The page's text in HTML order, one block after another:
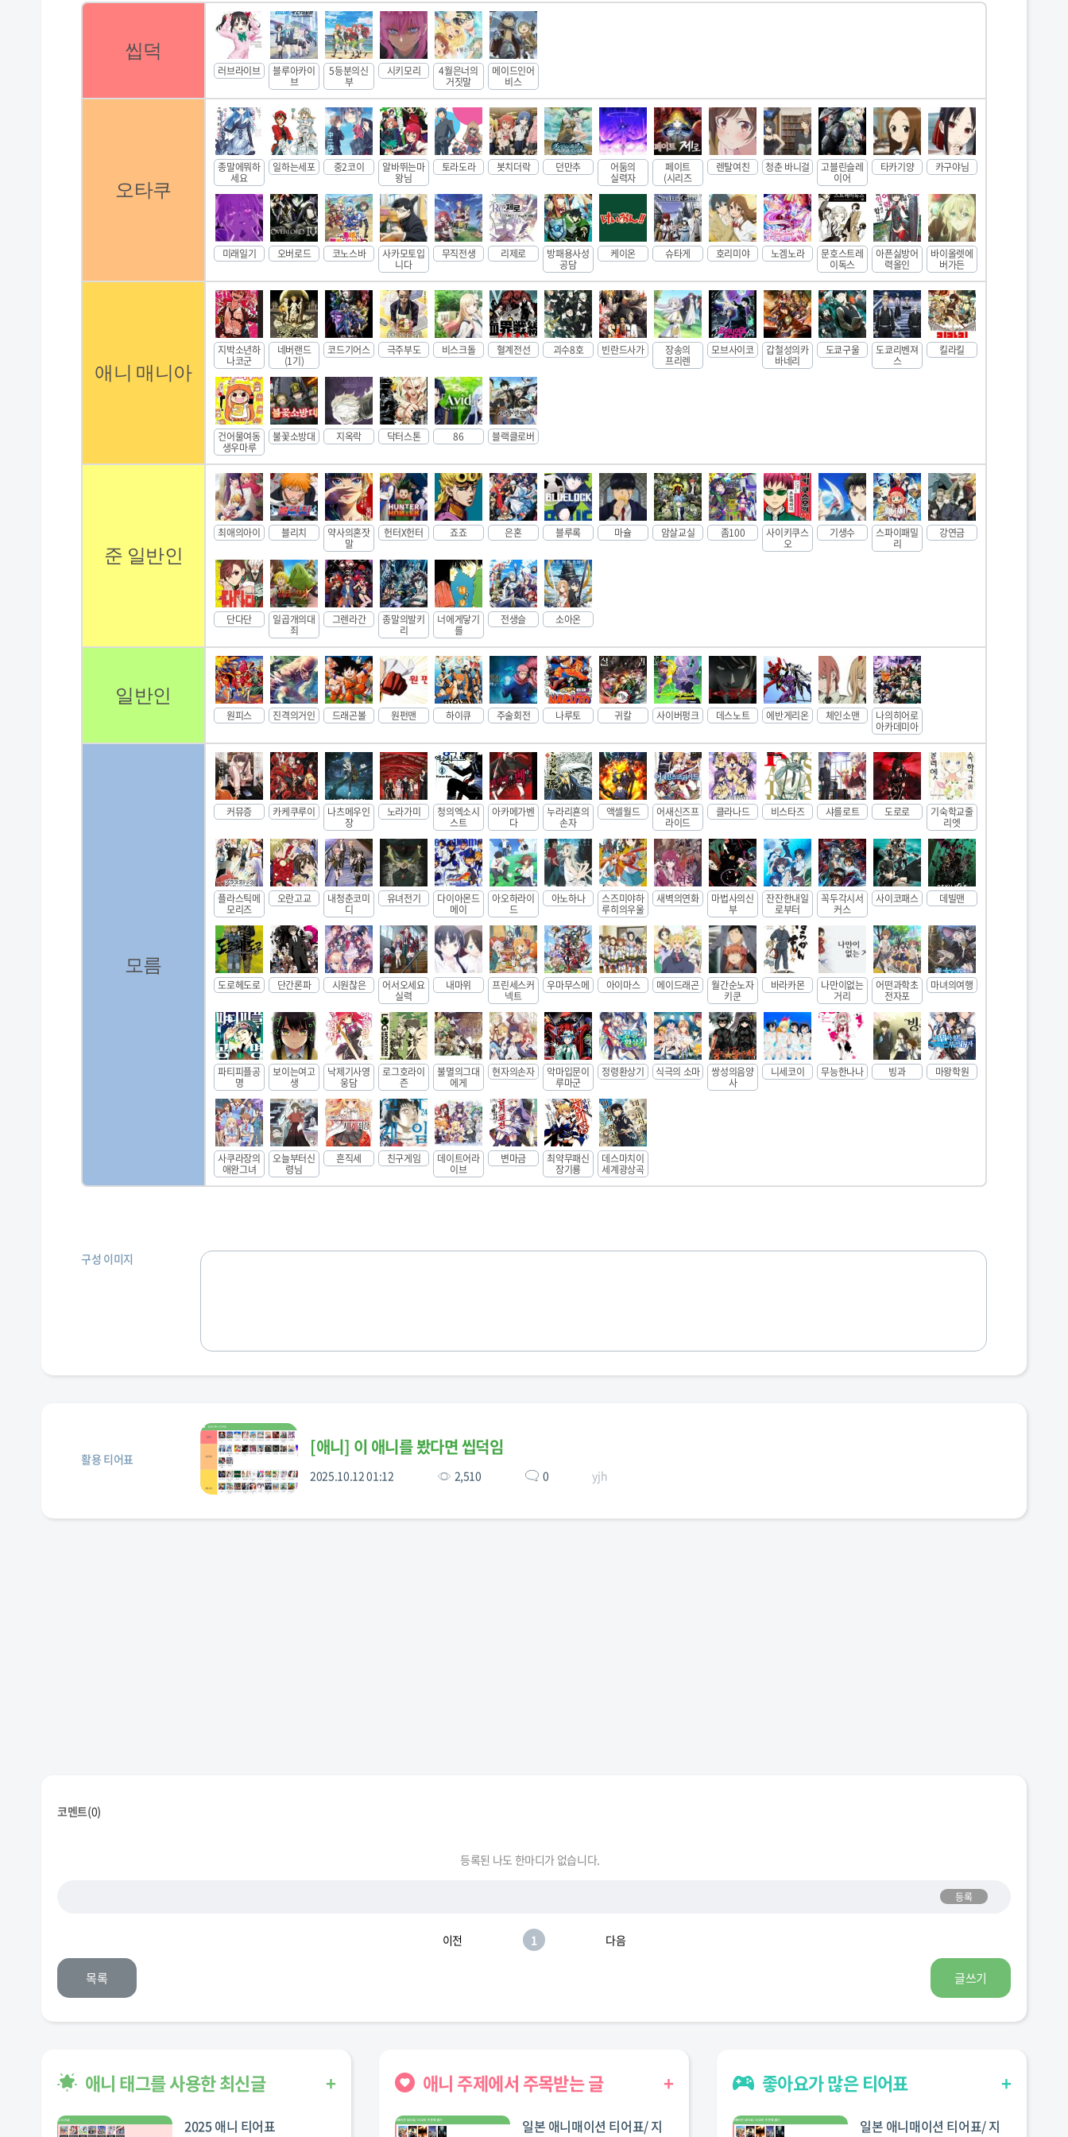
씹덕
러브라이브 블루아카이
브
5등분의신
부
시키모리 4월은너의
거짓말
메이드인어
비스
오타쿠
종말에뭐하
세요
일하는세포 중2코이 알바뛰는마
왕님
토라도라 봇치더락 던만추 어둠의
실력자
페이트
(시리즈
렌탈여친 청춘 바니걸 고블린슬레
이어
타카기양 카구야님
미래일기 오버로드 코노스바 사카모토입
니다
무직전생 리제로 방패용사성
공담
케이온 슈타게 호리미야 노겜노라 문호스트레
이독스
아픈싫방어
력올인
바이올렛에
버가든
애니 매니아
지박소년하
나코군
네버랜드
(1기)
코드기어스 극주부도 비스크돌 혈계전선 괴수8호 빈란드사가 장송의
프리렌
모브사이코 갑철성의카
바네리
도쿄구울 도쿄리벤져
스
킬라킬
건어물여동
생우마루
불꽃소방대 지옥락 닥터스톤 86 블랙클로버
준 일반인
최애의아이 블리치 약사의혼잣
말
헌터X헌터 죠죠 은혼 블루록 마슐 암살교실 좀100 사이키쿠스
오
기생수 스파이패밀
리
강연금
단다단 일곱개의대
죄
그렌라간 종말의발키
리
너에게닿기
를
전생슬 소아온
일반인
원피스 진격의거인 드래곤볼 원펀맨 하이큐 주술회전 나루토 귀칼 사이버펑크 데스노트 에반게리온 체인소맨 나의히어로
아카데미아
모름
커뮤증 카케쿠루이 나츠메우인
장
노라가미 청의엑소시
스트
아카메가벤
다
누라리횬의
손자
액셀월드 어새신즈프
라이드
클라나드 비스타즈 샤를로트 도로로 기숙학교줄
리엣
플라스틱메
모리즈
오란고교 내청춘코미
디
유녀전기 다이아몬드
메이
아오하라이
드
아노하나 스즈미야하
루히의우울
새벽의연화 마법사의신
부
잔잔한내일
로부터
꼭두각시서
커스
사이코패스 데빌맨
도로헤도로 단간론파 시원찮은 어서오세요
실력
내마위 프린세스커
넥트
우마무스메 아이마스 메이드래곤 월간순노자
키쿤
바라카몬 나만이없는
거리
어떤과학초
전자포
마녀의여행
파티피플공
명
보이는여고
생
낙제기사영
웅담
로그호라이
즌
불멸의그대
에게
현자의손자 악마입문이
루마군
정령환상기 식극의 소마 쌍성의음양
사
니세코이 무능한나나 빙과 마왕학원
사쿠라장의
애완그녀
오늘부터신
령님
흔직세 친구게임 데이트어라
이브
변마금 최약무패신
장기룡
데스마치이
세계광상곡
구성 이미지
활용 티어표
[애니] 이 애니를 봤다면 씹덕임
2025.10.12 01:12 2,510 0 yjh
코멘트(0)
등록된 나도 한마디가 없습니다.
등록
이전 1 다음
목록 글쓰기
애니 태그를 사용한 최신글 +
2025 애니 티어표
애니 주제에서 주목받는 글 +
일본 애니매이션 티어표/ 지
좋아요가 많은 티어표 +
일본 애니매이션 티어표/ 지